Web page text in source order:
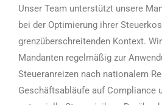
Unser Team unterstützt unsere
bei der Optimierung ihrer
grenzüberschreitenden Kontext.
Mandanten regelmäßig zur
Steueranreizen nach nationalem
Geschäftsabläufe auf Compliance